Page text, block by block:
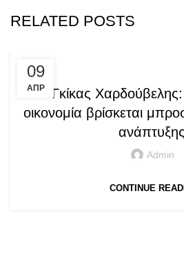
RELATED POSTS
09
ΑΠΡ
Γκίκας Χαρδούβελης:
οικονομία βρίσκεται
Admin
CONTINUE